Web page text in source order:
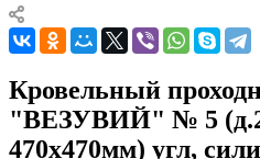
Кровельный
"ВЕЗУВИЙ" № 5
470х470мм) угл,